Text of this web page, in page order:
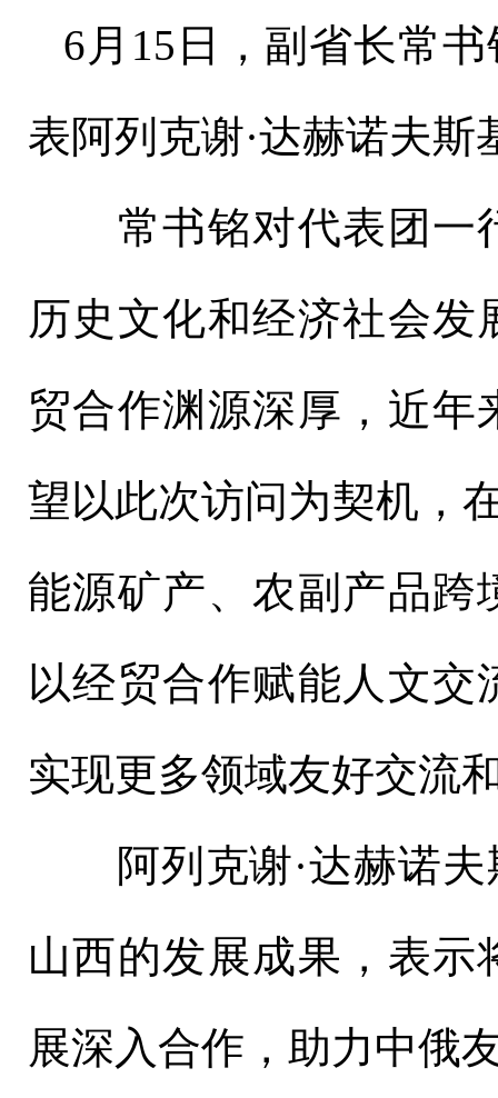
6月15日，副省长常
表阿列克谢·达赫诺夫斯
常书铭对代表团一
历史文化和经济社会
贸合作渊源深厚，近
望以此次访问为契机，
能源矿产、农副产品跨
以经贸合作赋能人文
实现更多领域友好交流
阿列克谢·达赫诺夫
山西的发展成果，表
展深入合作，助力中俄